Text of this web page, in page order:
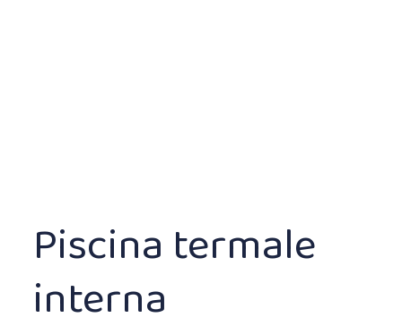
Piscina termale
interna